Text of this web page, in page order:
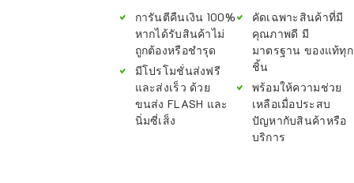
การันตีคืนเงิน 100%
หากได้รับสินค้าไม่
ถูกต้องหรือชำรุด
มีโปรโมชั่นส่งฟรี
และส่งเร็ว ด้วย
ขนส่ง FLASH และ
นิ่มซี่เส็ง
คัดเฉพาะสินค้าที่มี
คุณภาพดี มี
มาตรฐาน ของแท้ทุก
ชิ้น
พร้อมให้ความช่วย
เหลือเมื่อประสบ
ปัญหากับสินค้าหรือ
บริการ